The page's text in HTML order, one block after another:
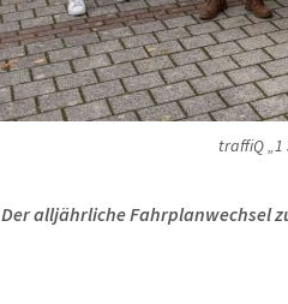
traffiQ „1
Der alljährliche Fahrplanwechsel